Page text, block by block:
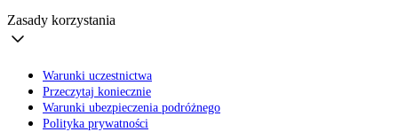
Zasady korzystania
Warunki uczestnictwa
Przeczytaj koniecznie
Warunki ubezpieczenia podróżnego
Polityka prywatności